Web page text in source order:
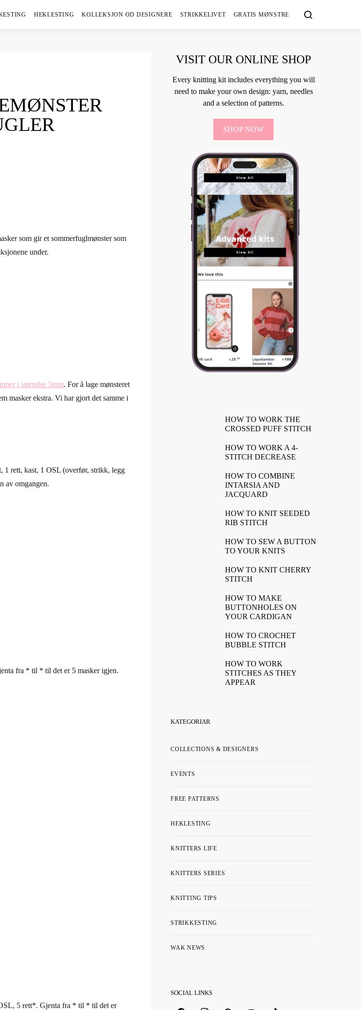
HEKLESTING KOLLEKSJON OD DESIGNERE STRIKKELIVET GRATIS MØNSTRE
som gir et sommerfuglmønster som
under.
i størrelse 5mm. For å lage mønsteret
masker ekstra. Vi har gjort det samme i
1 rett, kast, 1 OSL (overfør, strikk, legg
av omgangen.
fra * til * til det er 5 masker igjen.
5 rett*. Gjenta fra * til * til det er
VISIT OUR ONLINE SHOP
Every knitting kit includes everything you will
need to make your own design: yarn, needles
and a selection of patterns.
SHOP NOW
HOW TO WORK THE
CROSSED PUFF STITCH
HOW TO WORK A 4-
STITCH DECREASE
HOW TO COMBINE
INTARSIA AND
JACQUARD
HOW TO KNIT SEEDED
RIB STITCH
HOW TO SEW A BUTTON
TO YOUR KNITS
HOW TO KNIT CHERRY
STITCH
HOW TO MAKE
BUTTONHOLES ON
YOUR CARDIGAN
HOW TO CROCHET
BUBBLE STITCH
HOW TO WORK
STITCHES AS THEY
APPEAR
KATEGORIAR
COLLECTIONS & DESIGNERS
EVENTS
FREE PATTERNS
HEKLESTING
KNITTERS LIFE
KNITTERS SERIES
KNITTING TIPS
STRIKKESTING
WAK NEWS
SOCIAL LINKS